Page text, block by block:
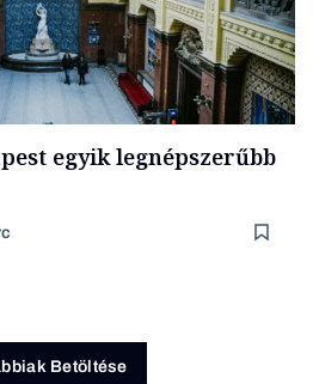
egyik legnépszerűbb
Betöltése